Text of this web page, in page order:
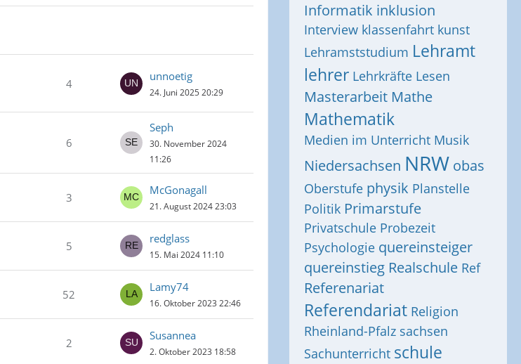
4
unnoetig
24. Juni 2025 20:29
6
Seph
30. November 2024
11:26
3
McGonagall
21. August 2024 23:03
5
redglass
15. Mai 2024 11:10
52
Lamy74
16. Oktober 2023 22:46
2
Susannea
2. Oktober 2023 18:58
Informatik inklusion
Interview klassenfahrt kunst
Lehramststudium Lehramt
lehrer Lehrkräfte Lesen
Masterarbeit Mathe
Mathematik
Medien im Unterricht Musik
Niedersachsen NRW obas
Oberstufe physik Planstelle
Politik Primarstufe
Privatschule Probezeit
Psychologie quereinsteiger
quereinstieg Realschule Ref
Referenariat
Referendariat Religion
Rheinland-Pfalz sachsen
Sachunterricht schule